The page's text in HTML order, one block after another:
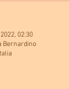
02:30
Bernardino